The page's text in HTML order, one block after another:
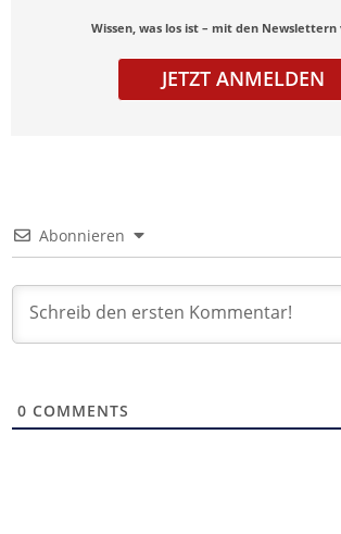
Wissen, was los ist – mit den Newslettern
JETZT ANMELDEN
Abonnieren
0 COMMENTS